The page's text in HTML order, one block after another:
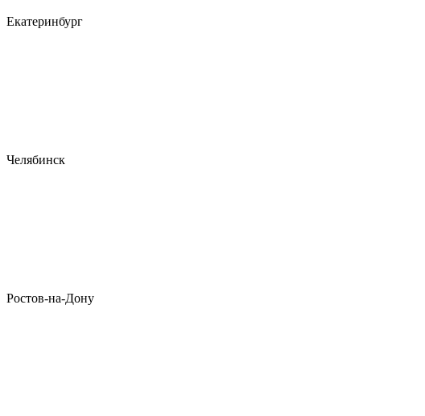
Екатеринбург
Челябинск
Ростов-на-Дону